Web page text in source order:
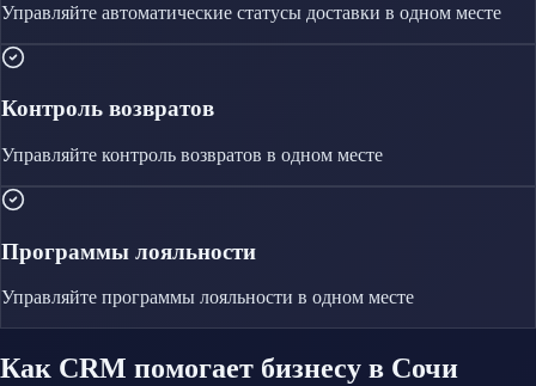
Управляйте автоматические статусы доставки в одном месте
Контроль возвратов
Управляйте контроль возвратов в одном месте
Программы лояльности
Управляйте программы лояльности в одном месте
Как CRM помогает бизнесу в Сочи